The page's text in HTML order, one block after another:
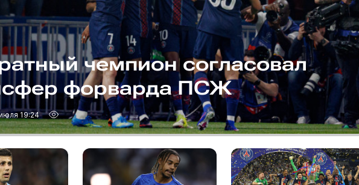
чемпион согласовал
форварда ПСЖ
19:24